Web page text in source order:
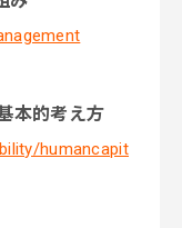
本的考え方
humancapit